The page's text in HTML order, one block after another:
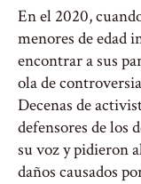
En el 2020,
menores de edad
encontrar a sus
ola de
Decenas de
defensores de los
su voz y pidieron
daños causados